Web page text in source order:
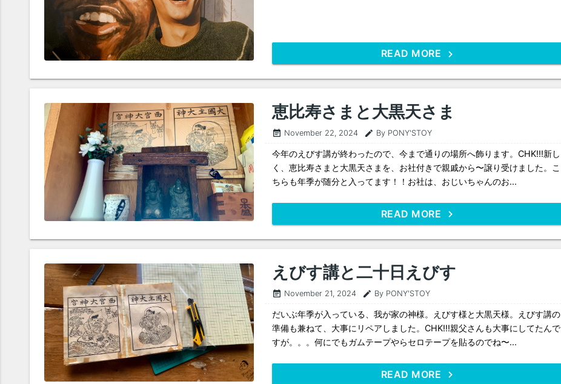
READ MORE
恵比寿さまと大黒天さま
event_note November 22, 2024 edit By PONY'STOY
今年のえびす講が終わったので、今まで通りの場所へ飾ります。CHK!!!新し
く、恵比寿さまと大黒天さまを、お社付きで親戚から〜譲り受けました。こ
ちらも年季が随分と入ってます！！お社は、おじいちゃんのお...
READ MORE
えびす講と二十日えびす
event_note November 21, 2024 edit By PONY'STOY
だいぶ年季が入っている、我が家の神様。えびす様と大黒天様。えびす講の
準備も兼ねて、大事にリペアしました。CHK!!!親父さんも大事にしてたんで
すが。。。何にでもガムテープやらセロテープを貼るのでね〜...
READ MORE